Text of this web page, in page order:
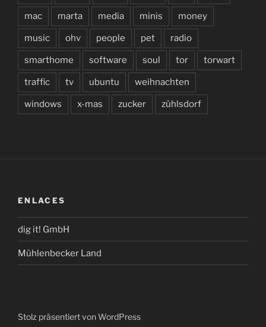
mac marta media minis money
music ohv people pet radio
smarthome software soul tor torwart
traffic tv ubuntu weihnachten
windows x-mas zucker zühlsdorf
ENLACES
dig it! GmbH
Mühlenbecker Land
Stolz präsentiert von WordPress